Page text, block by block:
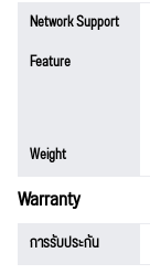
Network Support
Feature
Weight
Warranty
การรับประกัน